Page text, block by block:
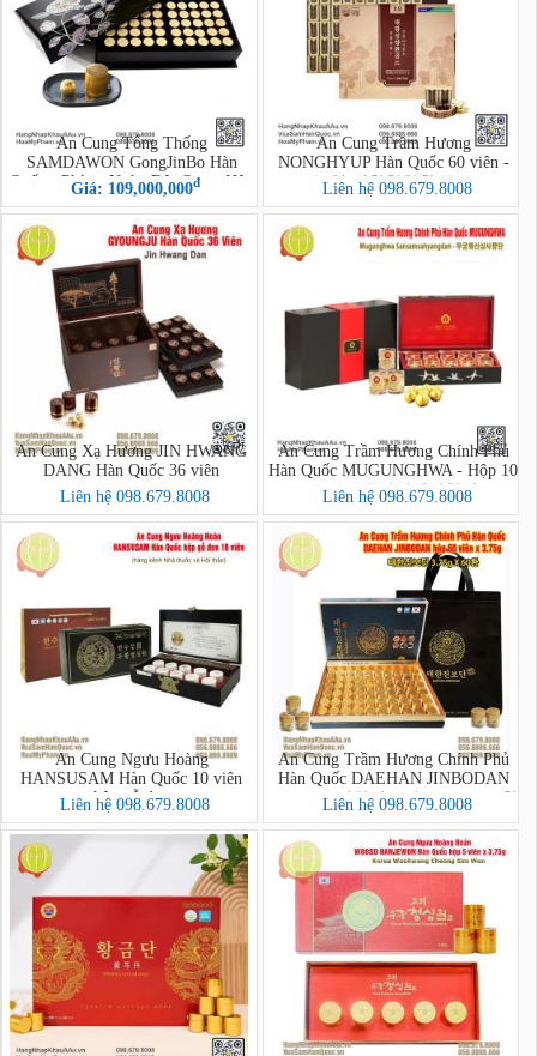
An Cung Tổng Thống
SAMDAWON GongJinBo Hàn
Quốc - Phòng Ngừa Đột Quỵ - Hộp
100 Viên (Jang Man Sun SanSamGa
GongJinBo 100P)
Giá: 109,000,000đ
An Cung Trầm Hương
NONGHYUP Hàn Quốc 60 viên -
농협 태황침향환 골드
Liên hệ 098.679.8008
An Cung Xạ Hương JIN HWANG
DANG Hàn Quốc 36 viên
Liên hệ 098.679.8008
An Cung Trầm Hương Chính Phủ
Hàn Quốc MUGUNGHWA - Hộp 10
Viên (무궁화산삼사향단)
Liên hệ 098.679.8008
An Cung Ngưu Hoàng
HANSUSAM Hàn Quốc 10 viên
hộp gỗ đen
Liên hệ 098.679.8008
An Cung Trầm Hương Chính Phủ
Hàn Quốc DAEHAN JINBODAN
60 viên - 대한진보단 3.75g X 60환
Liên hệ 098.679.8008